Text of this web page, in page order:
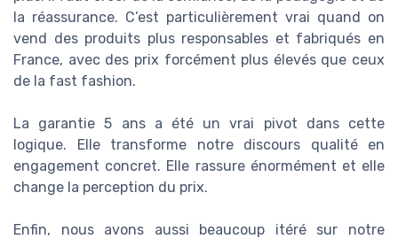
la réassurance. C’est particulièrement vrai quand on
vend des produits plus responsables et fabriqués en
France, avec des prix forcément plus élevés que ceux
de la fast fashion.
La garantie 5 ans a été un vrai pivot dans cette
logique. Elle transforme notre discours qualité en
engagement concret. Elle rassure énormément et elle
change la perception du prix.
Enfin, nous avons aussi beaucoup itéré sur notre